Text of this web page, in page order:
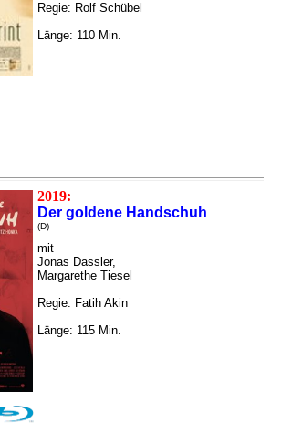
Regie: Rolf Schübel
Länge: 110 Min.
2019:
Der goldene Handschuh
(D)
mit
Jonas Dassler,
Margarethe Tiesel
Regie: Fatih Akin
Länge: 115 Min.